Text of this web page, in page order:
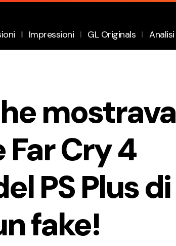
Impressioni GL Originals Analisi
mostrava
Far Cry 4
PS Plus di
fake!